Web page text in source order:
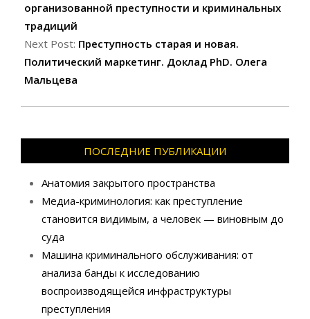
организованной преступности и криминальных
традиций
Next Post: Преступность старая и новая.
Политический маркетинг. Доклад PhD. Олега
Мальцева
ПОСЛЕДНИЕ ПУБЛИКАЦИИ
Анатомия закрытого пространства
Медиа-криминология: как преступление
становится видимым, а человек — виновным до
суда
Машина криминального обслуживания: от
анализа банды к исследованию
воспроизводящейся инфраструктуры
преступления